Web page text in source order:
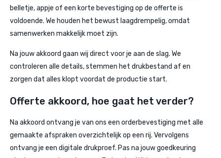
belletje, appje of een korte bevestiging op de offerte is
voldoende. We houden het bewust laagdrempelig, omdat
samenwerken makkelijk moet zijn.
Na jouw akkoord gaan wij direct voor je aan de slag. We
controleren alle details, stemmen het drukbestand af en
zorgen dat alles klopt voordat de productie start.
Offerte akkoord, hoe gaat het verder?
Na akkoord ontvang je van ons een orderbevestiging met alle
gemaakte afspraken overzichtelijk op een rij. Vervolgens
ontvang je een digitale drukproef. Pas na jouw goedkeuring